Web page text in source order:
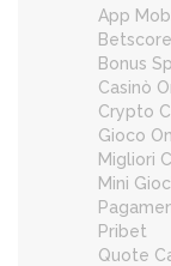
App
Betscore
Bonus
Casinò
Crypto
Gioco
Migliori
Mini
Pribet
Quote